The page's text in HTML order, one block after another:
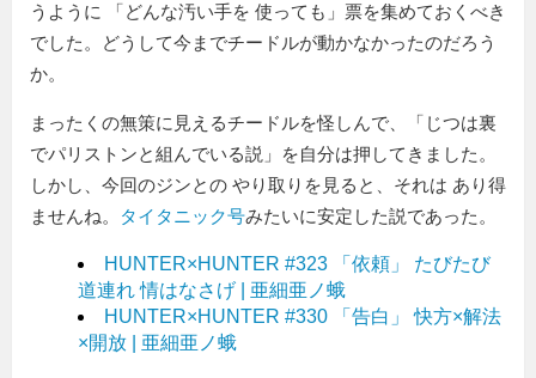
うように
どんな汚い手を 使っても
票を集めておくべき
でした。どうして今までチードルが動かなかったのだろう
か。
まったくの無策に見えるチードルを怪しんで、「じつは裏
でパリストンと組んでいる説」を自分は押してきました。
しかし、今回のジンとの やり取りを見ると、それは あり得
ませんね。
タイタニック号みたいに安定した説であった。
HUNTER×HUNTER #323 「依頼」 たびたび
道連れ 情はなさげ | 亜細亜ノ蛾
HUNTER×HUNTER #330 「告白」 快方×解法
×開放 | 亜細亜ノ蛾